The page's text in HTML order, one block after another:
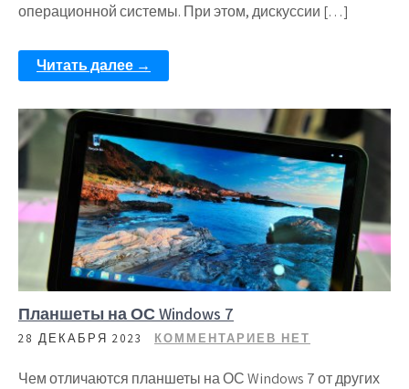
операционной системы. При этом, дискуссии […]
Читать далее →
Планшеты на ОС Windows 7
28 ДЕКАБРЯ 2023 КОММЕНТАРИЕВ НЕТ
Чем отличаются планшеты на ОС Windows 7 от других